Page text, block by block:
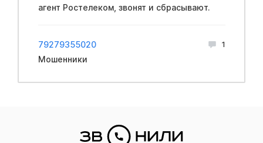
агент Ростелеком, звонят и сбрасывают.
79279355020 1
Мошенники